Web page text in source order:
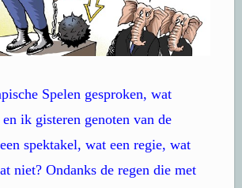
Spelen gesproken, wat
ik gisteren genoten van de
spektakel, wat een regie, wat
Ondanks de regen die met